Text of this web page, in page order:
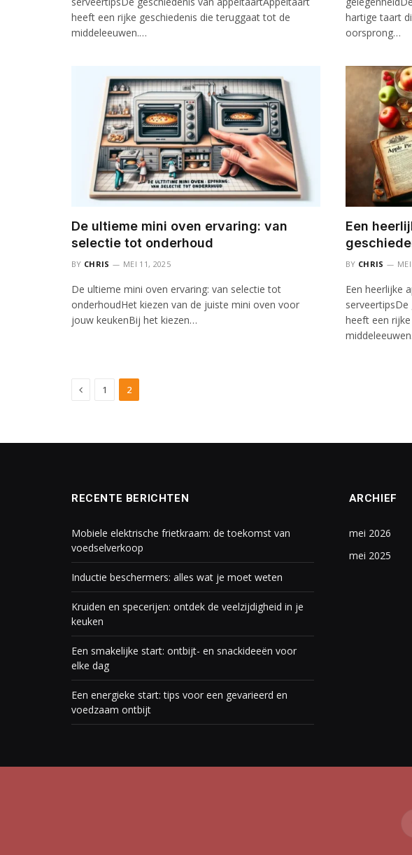
heeft een rijke geschiedenis die teruggaat tot de
middeleeuwen.…
hartige taart
oorsprong…
De ultieme mini oven ervaring: van
selectie tot onderhoud
BY CHRIS MEI 11, 2025
De ultieme mini oven ervaring: van selectie tot
onderhoudHet kiezen van de juiste mini oven voor
jouw keukenBij het kiezen…
Een
BY CHRIS
Een heerlijke
heeft een
Previous
1 2
RECENTE BERICHTEN
Mobiele elektrische frietkraam: de toekomst van
voedselverkoop
Inductie beschermers: alles wat je moet weten
Kruiden en specerijen: ontdek de veelzijdigheid in je
keuken
Een smakelijke start: ontbijt- en snackideeën voor
elke dag
Een energieke start: tips voor een gevarieerd en
voedzaam ontbijt
ARCHIEF
mei 2026
mei 2025